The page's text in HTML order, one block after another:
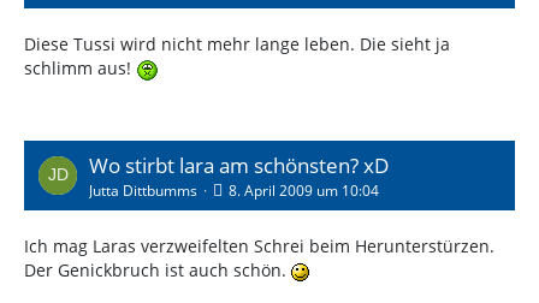
Diese Tussi wird nicht mehr lange leben. Die sieht ja
schlimm aus!
Wo stirbt lara am schönsten? xD
Jutta Dittbumms 8. April 2009 um 10:04
Ich mag Laras verzweifelten Schrei beim Herunterstürzen.
Der Genickbruch ist auch schön.